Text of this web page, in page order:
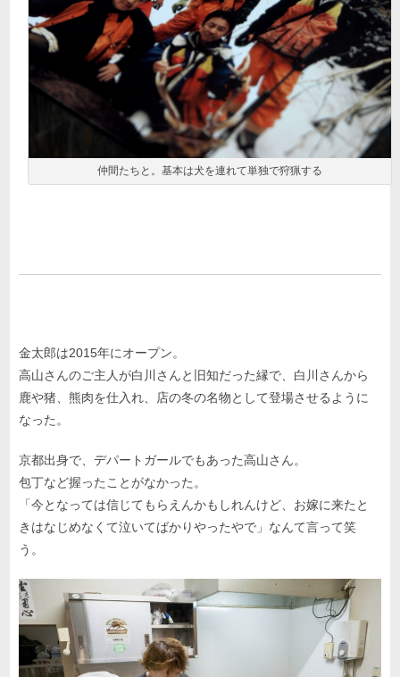
仲間たちと。基本は犬を連れて単独で狩猟する
金太郎は2015年にオープン。
高山さんのご主人が白川さんと旧知だった縁で、白川さんから
鹿や猪、熊肉を仕入れ、店の冬の名物として登場させるように
なった。
京都出身で、デパートガールでもあった高山さん。
包丁など握ったことがなかった。
「今となっては信じてもらえんかもしれんけど、お嫁に来たと
きはなじめなくて泣いてばかりやったやで」なんて言って笑
う。